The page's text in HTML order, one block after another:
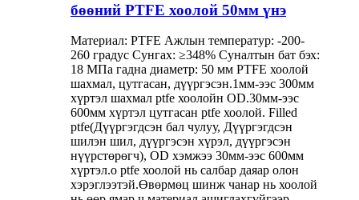
бөөний PTFE хоолой 50мм үнэ
Материал: PTFE Ажлын температур: -200-
260 градус Сунгах: ≥348% Суналтын бат бэх:
18 МПа гадна диаметр: 50 мм PTFE хоолой
шахмал, цутгасан, дүүргэсэн.1мм-ээс 300мм
хүртэл шахмал ptfe хоолойн OD.30мм-ээс
600мм хүртэл цутгасан ptfe хоолой. Filled
ptfe(Дүүргэгдсэн бал чулуу, Дүүргэгдсэн
шилэн шил, дүүргэсэн хүрэл, дүүргэсэн
нүүрстөрөгч), OD хэмжээ 30мм-ээс 600мм
хүртэл.o ptfe хоолой нь салбар даяар олон
хэрэглээтэй.Өвөрмөц шинж чанар нь хоолой